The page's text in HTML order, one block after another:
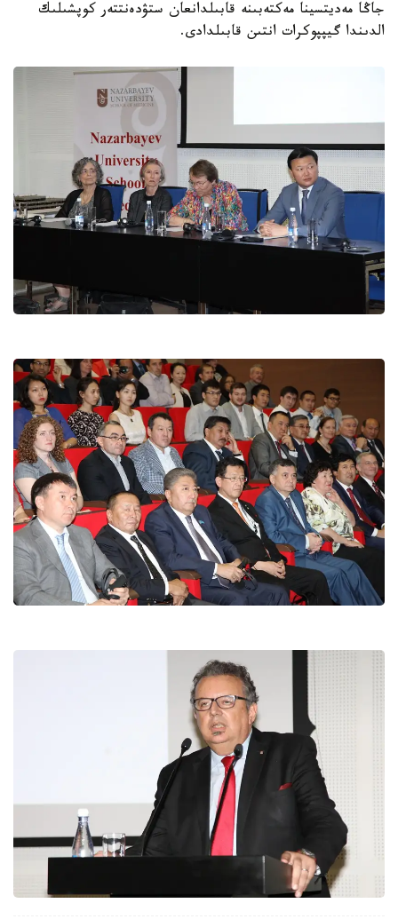
جاڭا مەديتسينا مەكتەبىنە قابىلدانعان ستۋدەنتتەر كوپشىلىك
الدىندا گيپپوكرات انتىن قابىلدادى.